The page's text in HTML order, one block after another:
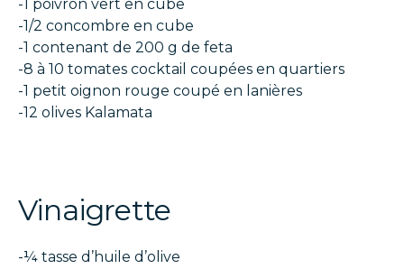
-1 poivron vert en cube
-1/2 concombre en cube
-1 contenant de 200 g de feta
-8 à 10 tomates cocktail coupées en quartiers
-1 petit oignon rouge coupé en lanières
-12 olives Kalamata
Vinaigrette
-¼ tasse d’huile d’olive